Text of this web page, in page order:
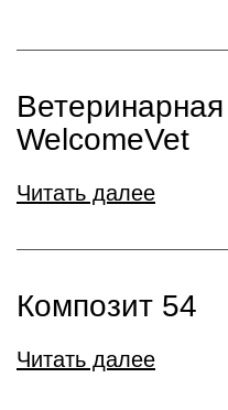
WelcomeVet
Читать далее
Композит 54
Читать далее